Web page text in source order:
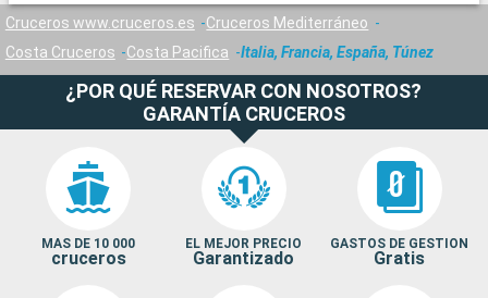
Cruceros www.cruceros.es
Cruceros Mediterráneo
Costa Cruceros
Costa Pacifica Italia, Francia, España, Túnez
¿POR QUÉ RESERVAR CON NOSOTROS?
GARANTÍA CRUCEROS
MAS DE 10 000
cruceros
EL MEJOR PRECIO
Garantizado
GASTOS DE GESTION
Gratis